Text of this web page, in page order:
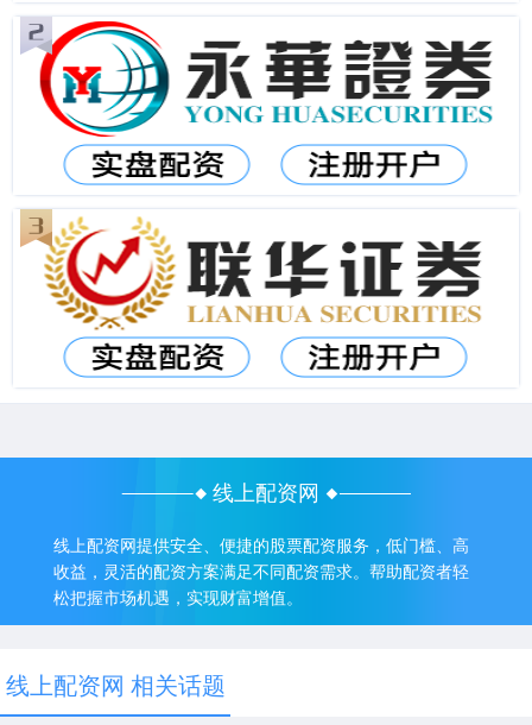
线上配资网
线上配资网提供安全、便捷的股票配资服务，低门槛、高
收益，灵活的配资方案满足不同配资需求。帮助配资者轻
松把握市场机遇，实现财富增值。
线上配资网 相关话题